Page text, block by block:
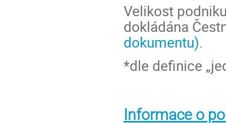
Velikost
dokládána
dokumentu).
*dle definice
Informace o